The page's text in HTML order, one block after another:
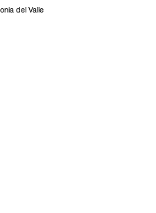
del Valle